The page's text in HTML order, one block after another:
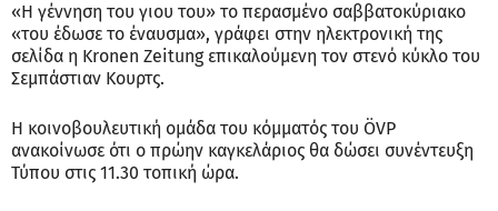
«Η γέννηση του γιου του» το περασμένο σαββατοκύριακο
«του έδωσε το έναυσμα», γράφει στην ηλεκτρονική της
σελίδα η Kronen Zeitung επικαλούμενη τον στενό κύκλο του
Σεμπάστιαν Κουρτς.
Η κοινοβουλευτική ομάδα του κόμματός του ÖVP
ανακοίνωσε ότι ο πρώην καγκελάριος θα δώσει συνέντευξη
Τύπου στις 11.30 τοπική ώρα.